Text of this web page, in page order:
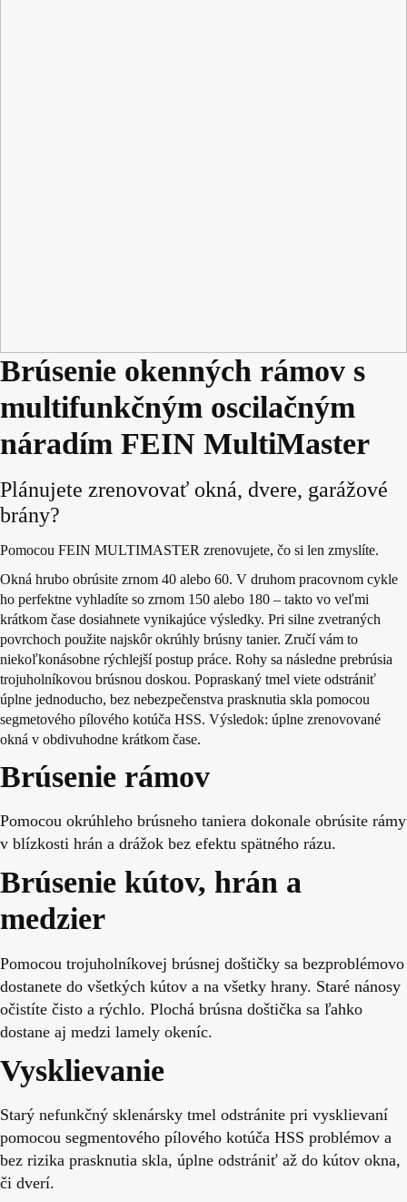
Brúsenie okenných rámov s
multifunkčným oscilačným
náradím FEIN MultiMaster
Plánujete zrenovovať okná, dvere, garážové
brány?
Pomocou FEIN MULTIMASTER zrenovujete, čo si len zmyslíte.
Okná hrubo obrúsite zrnom 40 alebo 60. V druhom pracovnom cykle
ho perfektne vyhladíte so zrnom 150 alebo 180 – takto vo veľmi
krátkom čase dosiahnete vynikajúce výsledky. Pri silne zvetraných
povrchoch použite najskôr okrúhly brúsny tanier. Zručí vám to
niekoľkonásobne rýchlejší postup práce. Rohy sa následne prebrúsia
trojuholníkovou brúsnou doskou. Popraskaný tmel viete odstrániť
úplne jednoducho, bez nebezpečenstva prasknutia skla pomocou
segmetového pílového kotúča HSS. Výsledok: úplne zrenovované
okná v obdivuhodne krátkom čase.
Brúsenie rámov
Pomocou okrúhleho brúsneho taniera dokonale obrúsite rámy
v blízkosti hrán a drážok bez efektu spätného rázu.
Brúsenie kútov, hrán a
medzier
Pomocou trojuholníkovej brúsnej doštičky sa bezproblémovo
dostanete do všetkých kútov a na všetky hrany. Staré nánosy
očistíte čisto a rýchlo. Plochá brúsna doštička sa ľahko
dostane aj medzi lamely okeníc.
Vysklievanie
Starý nefunkčný sklenársky tmel odstránite pri vysklievaní
pomocou segmentového pílového kotúča HSS problémov a
bez rizika prasknutia skla, úplne odstrániť až do kútov okna,
či dverí.